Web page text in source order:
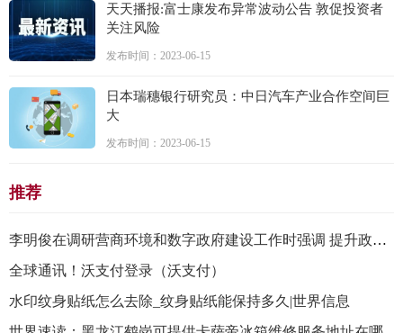
天天播报:富士康发布异常波动公告 敦促投资者
关注风险
发布时间：2023-06-15
日本瑞穗银行研究员：中日汽车产业合作空间巨
大
发布时间：2023-06-15
推荐
​李明俊在调研营商环境和数字政府建设工作时强调 提升政务服务质效 持续优化营商环境
全球通讯！沃支付登录（沃支付）
水印纹身贴纸怎么去除_纹身贴纸能保持多久|世界信息